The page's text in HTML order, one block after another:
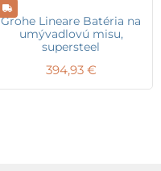
Grohe Lineare Batéria na
umývadlovú misu,
supersteel
394,93 €